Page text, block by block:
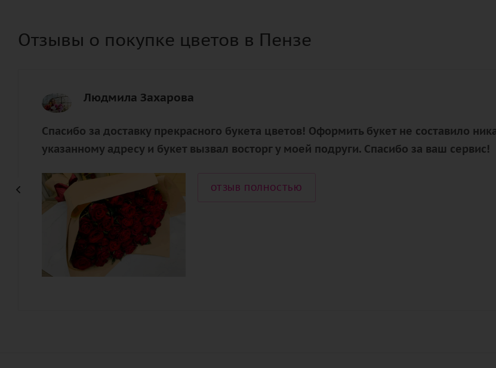
Отзывы о покупке цветов в Пензе
Людмила Захарова
Спасибо за доставку прекрасного букета цветов! Оформить букет не составило
указанному адресу и букет вызвал восторг у моей подруги. Спасибо за ваш сервис!
ОТЗЫВ ПОЛНОСТЬЮ